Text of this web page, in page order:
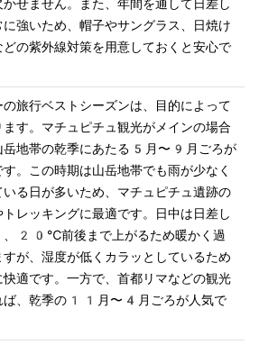
かせません。また、年間を通して日差し
に強いため、帽子やサングラス、日焼け
どの紫外線対策を用意しておくと安心で
の旅行ベストシーズンは、目的によって
ます。マチュピチュ観光がメインの場合
岳地帯の乾季にあたる5月〜9月ごろが
す。この時期は山岳地帯でも雨が少なく
いる日が多いため、マチュピチュ遺跡の
トレッキングに最適です。日中は日差し
、20℃前後まで上がるため暖かく過
すが、湿度が低くカラッとしているため
快適です。一方で、首都リマなどの観光
ば、乾季の11月〜4月ごろが人気で